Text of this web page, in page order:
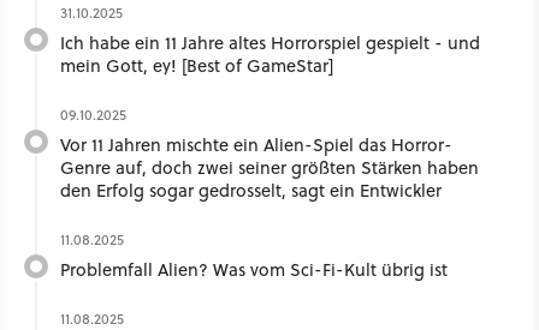
31.10.2025
Ich habe ein 11 Jahre altes Horrorspiel gespielt - und
mein Gott, ey! [Best of GameStar]
09.10.2025
Vor 11 Jahren mischte ein Alien-Spiel das Horror-
Genre auf, doch zwei seiner größten Stärken haben
den Erfolg sogar gedrosselt, sagt ein Entwickler
11.08.2025
Problemfall Alien? Was vom Sci-Fi-Kult übrig ist
11.08.2025